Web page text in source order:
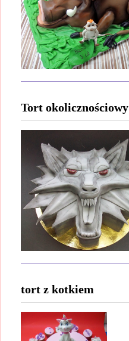
Tort okolicznościowy
tort z kotkiem